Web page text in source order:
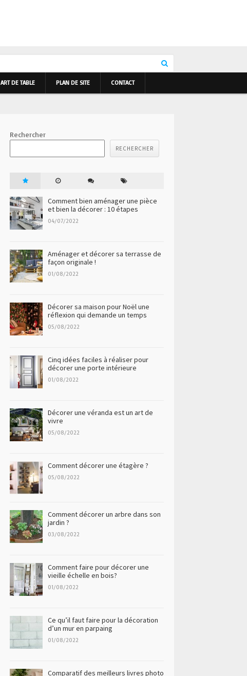
ART DE TABLE PLAN DE SITE CONTACT
Rechercher
RECHERCHER
Comment bien aménager une pièce
et bien la décorer : 10 étapes
04/07/2022
Aménager et décorer sa terrasse de
façon originale !
01/08/2022
Décorer sa maison pour Noël une
réflexion qui demande un temps
05/08/2022
Cinq idées faciles à réaliser pour
décorer une porte intérieure
01/08/2022
Décorer une véranda est un art de
vivre
05/08/2022
Comment décorer une étagère ?
05/08/2022
Comment décorer un arbre dans son
jardin ?
03/08/2022
Comment faire pour décorer une
vieille échelle en bois?
01/08/2022
Ce qu’il faut faire pour la décoration
d’un mur en parpaing
01/08/2022
Comparatif des meilleurs livres photo